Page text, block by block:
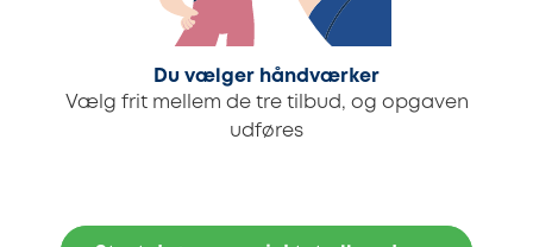
Du vælger håndværker
Vælg frit mellem de tre tilbud, og opgaven
udføres